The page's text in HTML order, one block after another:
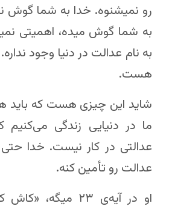
رو نمیشنوه. خدا به شما گوش
به شما گوش میده، اهمیتی
به نام عدالت در دنیا وجود
هست.
شاید این چیزی هست که باید
ما در دنیایی زندگی می‌کنیم
عدالتی در کار نیست. خدا
عدالت رو تأمین کنه.
او در آیه‌ی ۲۳